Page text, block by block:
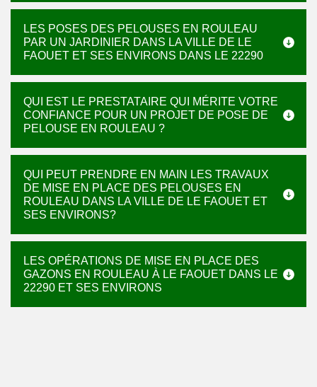
LES POSES DES PELOUSES EN ROULEAU
PAR UN JARDINIER DANS LA VILLE DE LE
FAOUET ET SES ENVIRONS DANS LE 22290
QUI EST LE PRESTATAIRE QUI MÉRITE VOTRE
CONFIANCE POUR UN PROJET DE POSE DE
PELOUSE EN ROULEAU ?
QUI PEUT PRENDRE EN MAIN LES TRAVAUX
DE MISE EN PLACE DES PELOUSES EN
ROULEAU DANS LA VILLE DE LE FAOUET ET
SES ENVIRONS?
LES OPÉRATIONS DE MISE EN PLACE DES
GAZONS EN ROULEAU À LE FAOUET DANS LE
22290 ET SES ENVIRONS